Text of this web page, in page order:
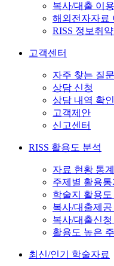
복사/대출 이
해외전자자료
RISS 정보취
고객센터
자주 찾는 질문
상담 신청
상담 내역 확인
고객제안
신고센터
RISS 활용도 분석
자료 현황 통계
주제별 활용통
학술지 활용도
복사/대출제
복사/대출신
활용도 높은 주
최신/인기 학술자료